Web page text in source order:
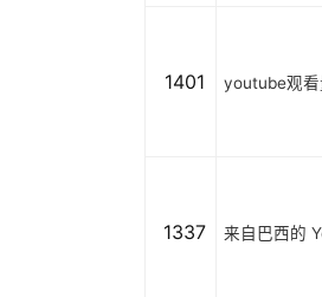
1401 youtube观
1337 来自巴西的